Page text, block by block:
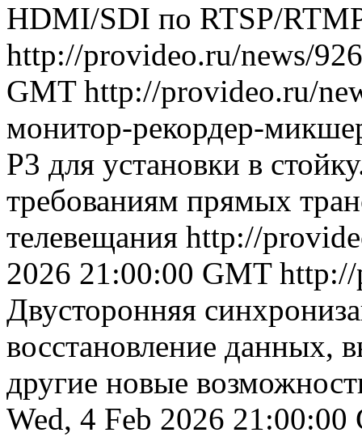
HDMI/SDI по RTSP/
http://provideo.ru/news/
GMT http://provideo.ru/
монитор-рекордер-
P3 для установки в
требованиям прямых
телевещания http://
2026 21:00:00 GMT http://
Двусторонняя
восстановление данных,
другие новые
Wed, 4 Feb 2026 21:00:00